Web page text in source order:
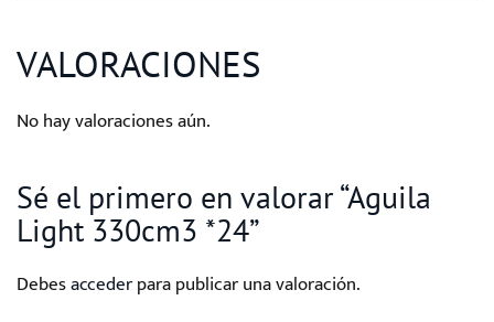
VALORACIONES
No hay valoraciones aún.
Sé el primero en valorar “Aguila
Light 330cm3 *24”
Debesaccederpara publicar una valoración.